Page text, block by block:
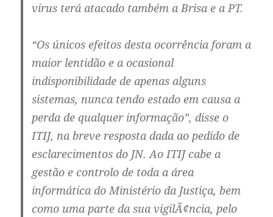
virus terá atacado também a Brisa e a PT.
“Os únicos efeitos desta ocorrência foram a
maior lentidão e a ocasional
indisponibilidade de apenas alguns
sistemas, nunca tendo estado em causa a
perda de qualquer informação”, disse o
ITIJ, na breve resposta dada ao pedido de
esclarecimentos do JN. Ao ITIJ cabe a
gestão e controlo de toda a área
informática do Ministério da Justiça, bem
como uma parte da sua vigilÃ¢ncia, pelo